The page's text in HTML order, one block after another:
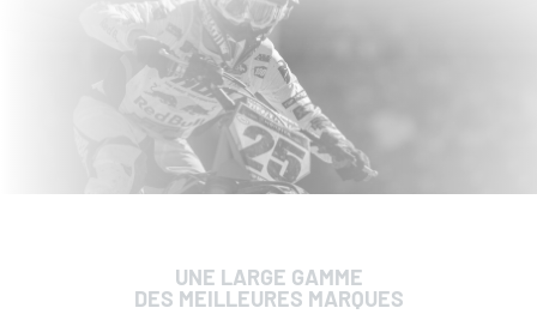
UNE LARGE GAMME
DES MEILLEURES MARQUES